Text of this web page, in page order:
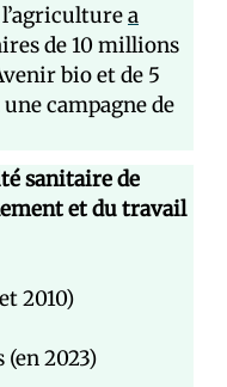
a
de 10 millions
bio et de 5
campagne de
sanitaire de
et du travail
2010)
(en 2023)